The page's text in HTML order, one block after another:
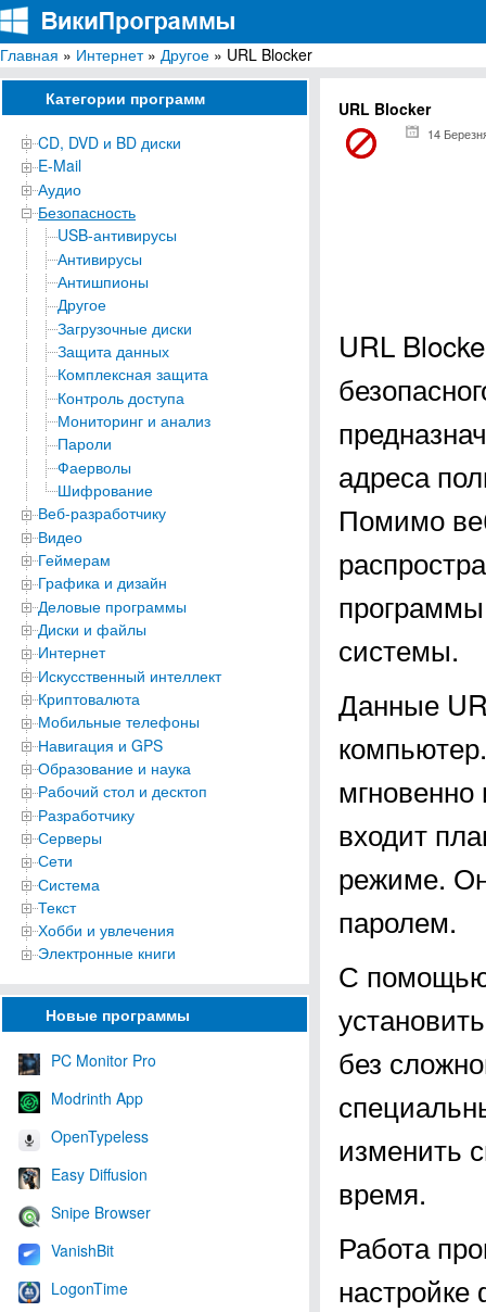
ВикиПрограммы
Энциклопедия бесплатных компьютерных программ для Windows
Главная » Интернет» Другое » URL Blocker
Категории программ
CD, DVD и BD диски
E-Mail
Аудио
Безопасность
USB-антивирусы
Антивирусы
Антишпионы
Другое
Загрузочные диски
Защита данных
Комплексная защита
Контроль доступа
Мониторинг и анализ
Пароли
Фаерволы
Шифрование
Веб-разработчику
Видео
Геймерам
Графика и дизайн
Деловые программы
Диски и файлы
Интернет
Искусственный интеллект
Криптовалюта
Мобильные телефоны
Навигация и GPS
Образование и наука
Рабочий стол и десктоп
Разработчику
Серверы
Сети
Система
Текст
Хобби и увлечения
Электронные книги
Новые программы
PC Monitor Pro
Modrinth App
OpenTypeless
Easy Diffusion
Snipe Browser
VanishBit
LogonTime
URL Blocker
14
URL
адреса
Помимо
системы.
Данные
входит
режиме.
паролем.
С
без
изменить
время.
Работа